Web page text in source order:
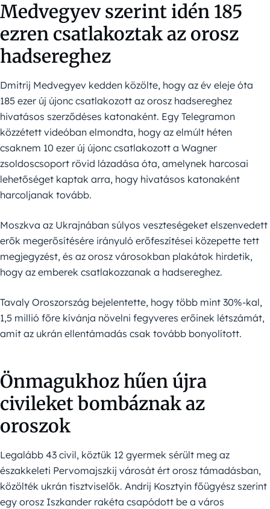
Medvegyev szerint idén 185
ezren csatlakoztak az orosz
hadsereghez
Dmitrij Medvegyev kedden közölte, hogy az év eleje óta
185 ezer új újonc csatlakozott az orosz hadsereghez
hivatásos szerződéses katonaként. Egy Telegramon
közzétett videóban elmondta, hogy az elmúlt héten
csaknem 10 ezer új újonc csatlakozott a Wagner
zsoldoscsoport rövid lázadása óta, amelynek harcosai
lehetőséget kaptak arra, hogy hivatásos katonaként
harcoljanak tovább.
Moszkva az Ukrajnában súlyos veszteségeket elszenvedett
erők megerősítésére irányuló erőfeszítései közepette tett
megjegyzést, és az orosz városokban plakátok hirdetik,
hogy az emberek csatlakozzanak a hadsereghez.
Tavaly Oroszország bejelentette, hogy több mint 30%-kal,
1,5 millió főre kívánja növelni fegyveres erőinek létszámát,
amit az ukrán ellentámadás csak tovább bonyolított.
Önmagukhoz hűen újra
civileket bombáznak az
oroszok
Legalább 43 civil, köztük 12 gyermek sérült meg az
északkeleti Pervomajszkij városát ért orosz támadásban,
közölték ukrán tisztviselők. Andrij Kosztyin főügyész szerint
egy orosz Iszkander rakéta csapódott be a város